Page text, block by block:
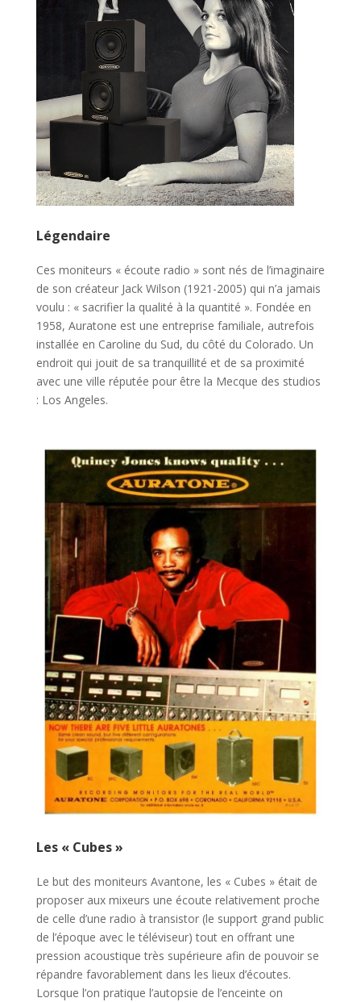
Légendaire
Ces moniteurs « écoute radio » sont nés de l’imaginaire
de son créateur Jack Wilson (1921-2005) qui n’a jamais
voulu : « sacrifier la qualité à la quantité ». Fondée en
1958, Auratone est une entreprise familiale, autrefois
installée en Caroline du Sud, du côté du Colorado. Un
endroit qui jouit de sa tranquillité et de sa proximité
avec une ville réputée pour être la Mecque des studios
: Los Angeles.
Les « Cubes »
Le but des moniteurs Avantone, les « Cubes » était de
proposer aux mixeurs une écoute relativement proche
de celle d’une radio à transistor (le support grand public
de l’époque avec le téléviseur) tout en offrant une
pression acoustique très supérieure afin de pouvoir se
répandre favorablement dans les lieux d’écoutes.
Lorsque l’on pratique l’autopsie de l’enceinte on